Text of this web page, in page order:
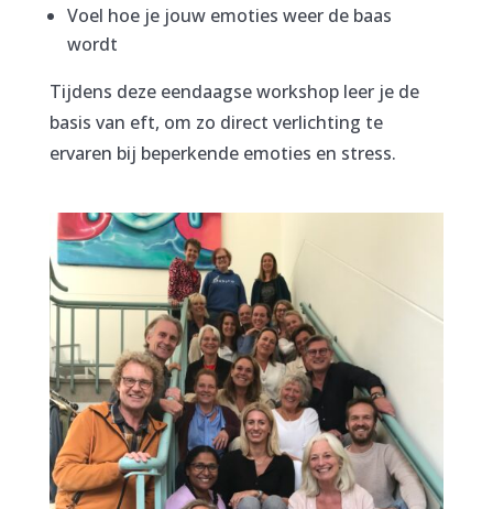
Voel hoe je jouw emoties weer de baas
wordt
Tijdens deze eendaagse workshop leer je de
basis van eft, om zo direct verlichting te
ervaren bij beperkende emoties en stress.